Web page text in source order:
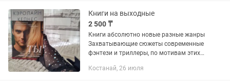
Книги на выходные
2 500 ₸
Книги абсолютно новые разные жанры
Захватывающие сюжеты современные
фэнтези и триллеры, по мотивам этих
" Ты" или фентези " Первому игроку
Костанай, 26 июля